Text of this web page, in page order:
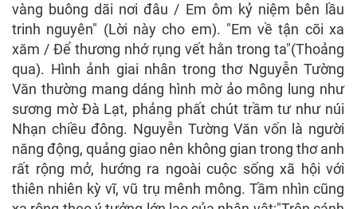
vàng buông dãi nơi đâu / Em ôm kỷ niệm bên lầu
trinh nguyên" (Lời này cho em). "Em về tận cõi xa
xăm / Để thương nhớ rụng vết hằn trong ta"(Thoảng
qua). Hình ảnh giai nhân trong thơ Nguyễn Tường
Văn thường mang dáng hình mờ ảo mông lung như
sương mờ Đà Lạt, phảng phất chút trầm tư như núi
Nhạn chiều đông. Nguyễn Tường Văn vốn là người
năng động, quảng giao nên không gian trong thơ anh
rất rộng mở, hướng ra ngoài cuộc sống xã hội với
thiên nhiên kỳ vĩ, vũ trụ mênh mông. Tầm nhìn cũng